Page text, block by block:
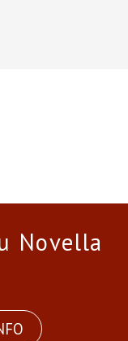
Novella